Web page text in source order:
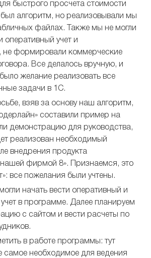
быстрого просчета стоимости
алгоритм, но реализовывали мы
файлах. Также мы не могли
оперативный учет и
не формировали коммерческие
Все делалось вручную, и
желание реализовать все
задачи в 1С.
взяв за основу наш алгоритм,
составили пример на
демонстрацию для руководства,
реализован необходимый
внедрения продукта
нашей фирмой 8». Признаемся, это
все пожелания были учтены.
начать вести оперативный и
в программе. Далее планируем
с сайтом и вести расчеты по
в работе программы: тут
самое необходимое для ведения